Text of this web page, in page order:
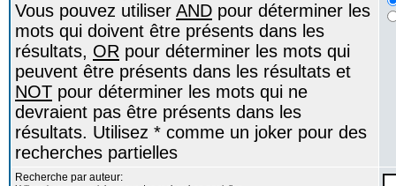
Vous pouvez utiliser AND pour déterminer les
mots qui doivent être présents dans les
résultats, OR pour déterminer les mots qui
peuvent être présents dans les résultats et
NOT pour déterminer les mots qui ne
devraient pas être présents dans les
résultats. Utilisez * comme un joker pour des
recherches partielles
Recherche par auteur: